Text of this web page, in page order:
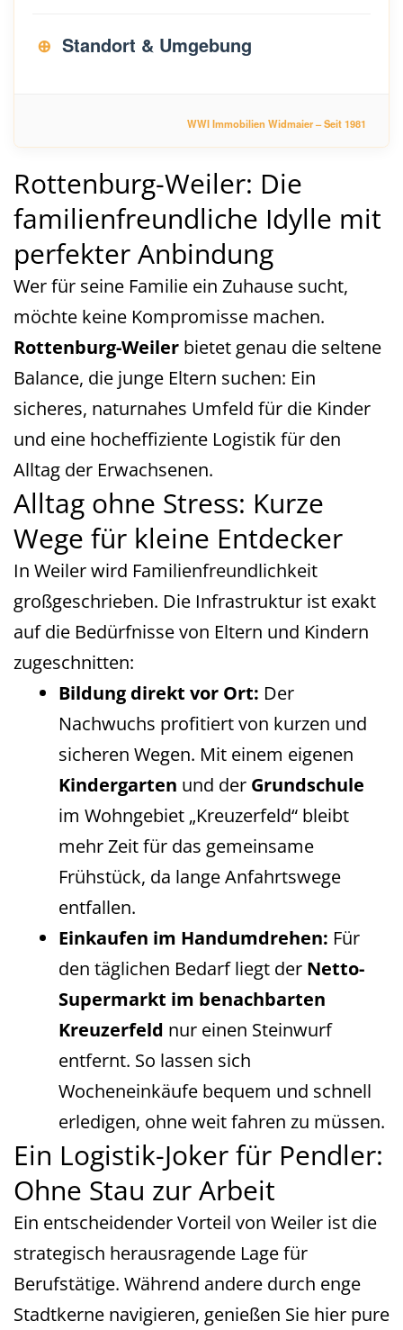
Standort & Umgebung
WWI Immobilien Widmaier – Seit 1981
Rottenburg-Weiler: Die
familienfreundliche Idylle mit
perfekter Anbindung
Wer für seine Familie ein Zuhause sucht,
möchte keine Kompromisse machen.
Rottenburg-Weiler bietet genau die seltene
Balance, die junge Eltern suchen: Ein
sicheres, naturnahes Umfeld für die Kinder
und eine hocheffiziente Logistik für den
Alltag der Erwachsenen.
Alltag ohne Stress: Kurze
Wege für kleine Entdecker
In Weiler wird Familienfreundlichkeit
großgeschrieben. Die Infrastruktur ist exakt
auf die Bedürfnisse von Eltern und Kindern
zugeschnitten:
Bildung direkt vor Ort: Der
Nachwuchs profitiert von kurzen und
sicheren Wegen. Mit einem eigenen
Kindergarten und der Grundschule
im Wohngebiet „Kreuzerfeld“ bleibt
mehr Zeit für das gemeinsame
Frühstück, da lange Anfahrtswege
entfallen.
Einkaufen im Handumdrehen: Für
den täglichen Bedarf liegt der Netto-
Supermarkt im benachbarten
Kreuzerfeld nur einen Steinwurf
entfernt. So lassen sich
Wocheneinkäufe bequem und schnell
erledigen, ohne weit fahren zu müssen.
Ein Logistik-Joker für Pendler:
Ohne Stau zur Arbeit
Ein entscheidender Vorteil von Weiler ist die
strategisch herausragende Lage für
Berufstätige. Während andere durch enge
Stadtkerne navigieren, genießen Sie hier pure